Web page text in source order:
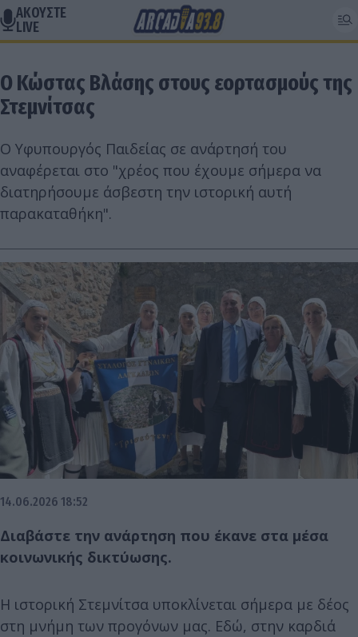
ΑΚΟΥΣΤΕ
LIVE
Ο Κώστας Βλάσης στους εορτασμούς της
Στεμνίτσας
Ο Υφυπουργός Παιδείας σε ανάρτησή του
αναφέρεται στο "χρέος που έχουμε σήμερα να
διατηρήσουμε άσβεστη την ιστορική αυτή
παρακαταθήκη".
14.06.2026 18:52
Διαβάστε την ανάρτηση που έκανε στα μέσα
κοινωνικής δικτύωσης.
Η ιστορική Στεμνίτσα υποκλίνεται σήμερα με δέος
στη μνήμη των προγόνων μας. Εδώ, στην καρδιά